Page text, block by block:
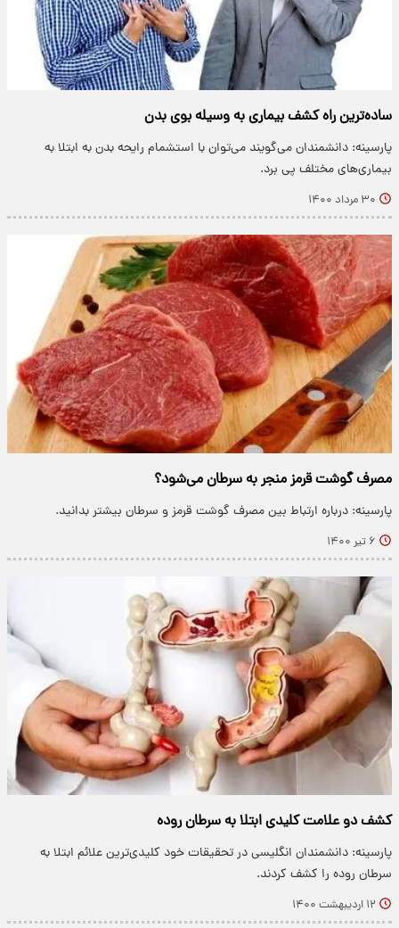
ساده‌ترین راه کشف بیماری به وسیله بوی بدن
پارسینه: دانشمندان می‌گویند می‌توان با استشمام رایحه بدن به ابتلا به
بیماری‌های مختلف پی برد.
۳۰ مرداد ۱۴۰۰
مصرف گوشت قرمز منجر به سرطان می‌شود؟
پارسینه: درباره ارتباط بین مصرف گوشت قرمز و سرطان بیشتر بدانید.
۶ تیر ۱۴۰۰
کشف دو علامت کلیدی ابتلا به سرطان روده
پارسینه: دانشمندان انگلیسی در تحقیقات خود کلیدی‌ترین علائم ابتلا به
سرطان روده را کشف کردند.
۱۲ اردیبهشت ۱۴۰۰